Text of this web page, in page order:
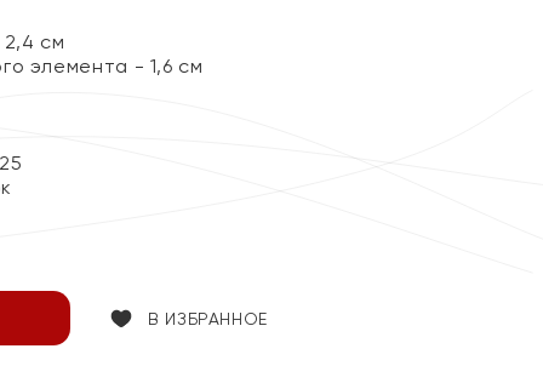
см
элемента - 1,6 см
В ИЗБРАННОЕ